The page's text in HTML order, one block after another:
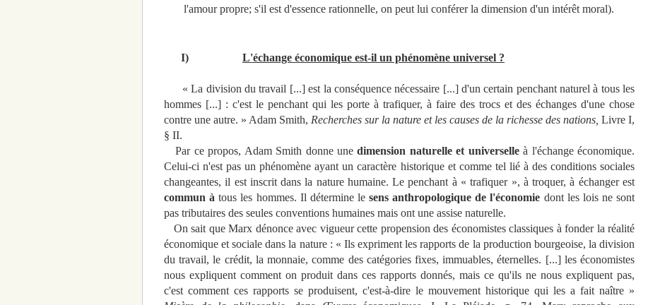
l'amour propre; s'il est d'essence rationnelle, on peut lui conférer la dimension d'un intérêt moral).
I) L'échange économique est-il un phénomène universel ?
« La division du travail [...] est la conséquence nécessaire [...] d'un certain penchant naturel à tous les
hommes [...] : c'est le penchant qui les porte à trafiquer, à faire des trocs et des échanges d'une chose
contre une autre. » Adam Smith, Recherches sur la nature et les causes de la richesse des nations, Livre I,
§ II.
Par ce propos, Adam Smith donne unedimension naturelle et universelleà l'échange économique.
Celui-ci n'est pas un phénomène ayant un caractère historique et comme tel lié à des conditions sociales
changeantes, il est inscrit dans la nature humaine. Le penchant à « trafiquer », à troquer, à échanger est
commun à tous les hommes. Il détermine le sens anthropologique de l'économie dont les lois ne sont
pas tributaires des seules conventions humaines mais ont une assise naturelle.
On sait que Marx dénonce avec vigueur cette propension des économistes classiques à fonder la réalité
économique et sociale dans la nature : « Ils expriment les rapports de la production bourgeoise, la division
du travail, le crédit, la monnaie, comme des catégories fixes, immuables, éternelles. [...] les économistes
nous expliquent comment on produit dans ces rapports donnés, mais ce qu'ils ne nous expliquent pas,
c'est comment ces rapports se produisent, c'est-à-dire le mouvement historique qui les a fait naître »